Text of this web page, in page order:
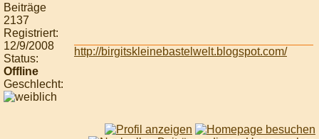
Beiträge
2137
Registriert:
12/9/2008
Status:
Offline
Geschlecht:
http://birgitskleinebastelwelt.blogspot.com/